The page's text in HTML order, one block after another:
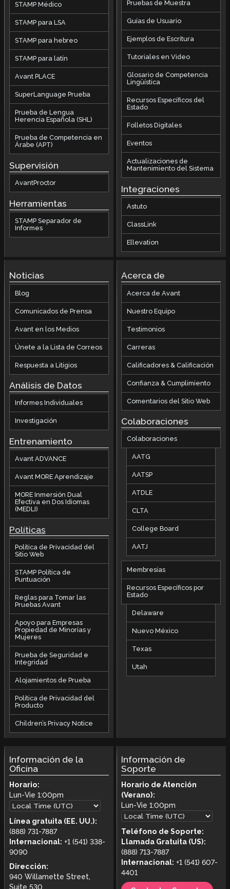
STAMP Médico
STAMP para LSA
STAMP para hebreo
STAMP para latín
Avant PLACE
SuperLanguage Prueba
Prueba de Lengua
Herencia Española (SHL)
Prueba de Competencia en
Árabe (APT)
Supervisión
AvantProctor
Herramientas
STAMP Separador de
Informes
Pruebas de Muestra
Guías de Usuario
Ejemplos de Escritura
Tutoriales en Video
Glosario de Competencia
Lingüística
Recursos Específicos del
Estado
Folletos Digitales
Eventos
Actualizaciones de
Mantenimiento del Sistema
Integraciones
Astuto
ClassLink
Ellevation
Noticias
Blog
Comunicados de Prensa
Avant en los Medios
Únete a la Lista de Correos
Respuesta a Litigios
Análisis de Datos
Informes Individuales
Investigación
Entrenamiento
Avant ADVANCE
Avant MORE Aprendizaje
MORE Inmersión Dual
Efectiva en Dos Idiomas
(MEDLI)
Políticas
Política de Privacidad del
Sitio Web
STAMP Política de
Puntuación
Reglas para Tomar las
Pruebas Avant
Apoyo para Empresas
Propiedad de Minorías y
Mujeres
Prueba de Seguridad e
Integridad
Alojamientos de Prueba
Política de Privacidad del
Producto
Children’s Privacy Notice
Acerca de
Acerca de Avant
Nuestro Equipo
Testimonios
Carreras
Calificadores & Calificación
Confianza & Cumplimiento
Comentarios del Sitio Web
Colaboraciones
Colaboraciones
AATG
AATSP
ATDLE
CLTA
College Board
AATJ
Membresías
Recursos Específicos por
Estado
Delaware
Nuevo México
Texas
Utah
Información de la
Oficina
Horario:
Lun-Vie 1:00pm
Línea gratuita (EE. UU.):
(888) 731-7887
Internacional: +1 (541) 338-
9090
Dirección:
940 Willamette Street,
Suite 530
Información de
Soporte
Horario de Atención
(Verano):
Lun-Vie1:00pm
Teléfono de Soporte:
Llamada Gratuita (US):
(888) 713-7887
Internacional: +1 (541) 607-
4401